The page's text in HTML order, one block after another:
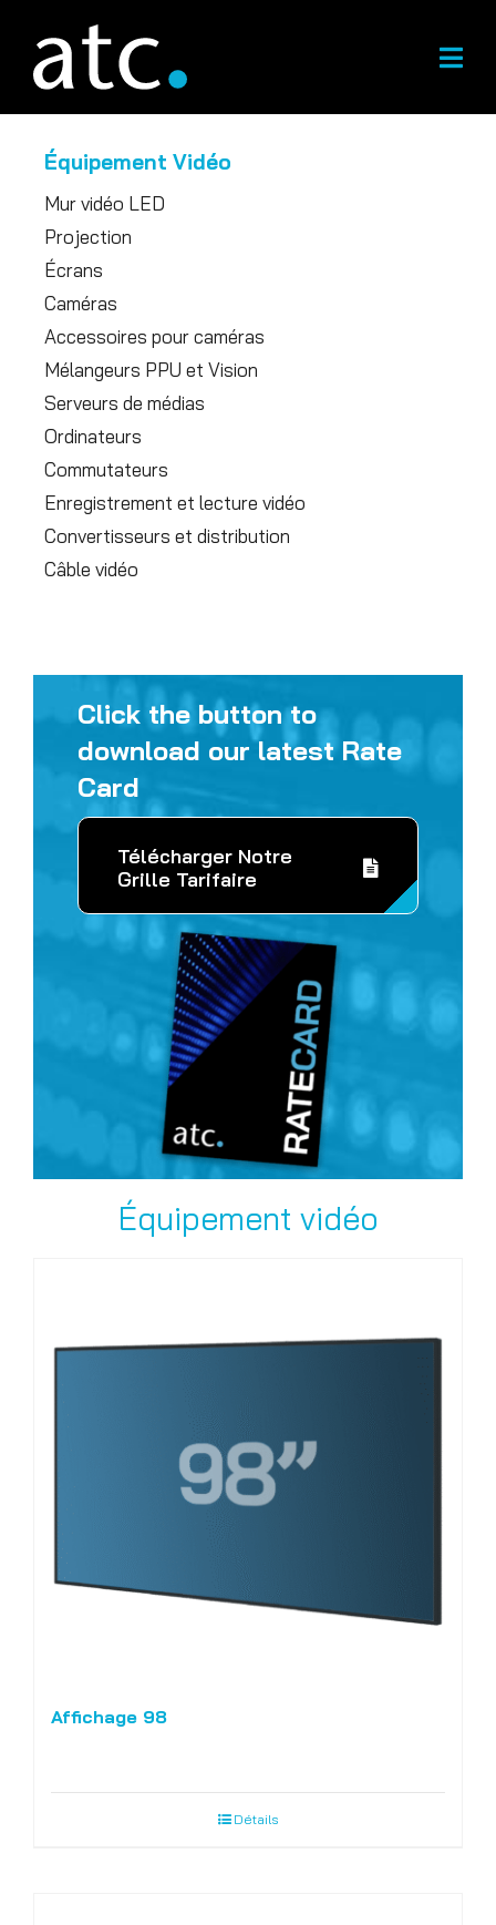
content
Équipement Vidéo
Mur vidéo LED
Projection
Écrans
Caméras
Accessoires pour caméras
Mélangeurs PPU et Vision
Serveurs de médias
Ordinateurs
Commutateurs
Enregistrement et lecture vidéo
Convertisseurs et distribution
Câble vidéo
Click the button to
download our latest Rate
Card
Télécharger Notre
Grille Tarifaire
Équipement vidéo
Affichage 98
Détails